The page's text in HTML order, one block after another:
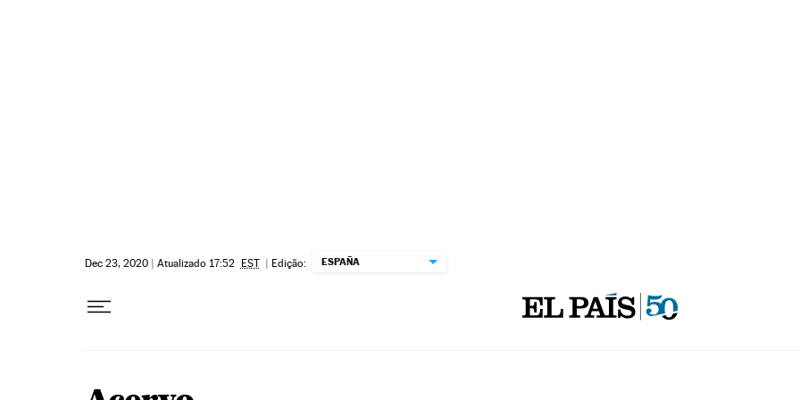
Dec 23, 2020 | Atualizado 17:52 EST | Edição: ESPAÑA